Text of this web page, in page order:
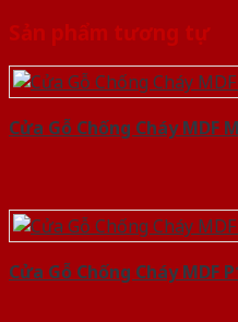
Sản phẩm tương tự
Cửa Gỗ Chống Cháy MDF
Cửa Gỗ Chống Cháy MDF